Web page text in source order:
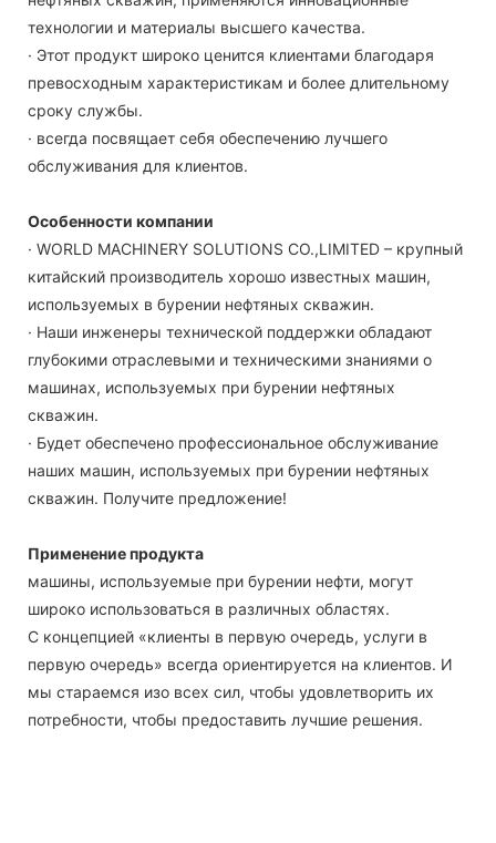
технологии и материалы высшего качества.
· Этот продукт широко ценится клиентами благодаря
превосходным характеристикам и более длительному
сроку службы.
· всегда посвящает себя обеспечению лучшего
обслуживания для клиентов.
Особенности компании
· WORLD MACHINERY SOLUTIONS CO.,LIMITED – крупный
китайский производитель хорошо известных машин,
используемых в бурении нефтяных скважин.
· Наши инженеры технической поддержки обладают
глубокими отраслевыми и техническими знаниями о
машинах, используемых при бурении нефтяных
скважин.
· Будет обеспечено профессиональное обслуживание
наших машин, используемых при бурении нефтяных
скважин. Получите предложение!
Применение продукта
машины, используемые при бурении нефти, могут
широко использоваться в различных областях.
С концепцией «клиенты в первую очередь, услуги в
первую очередь» всегда ориентируется на клиентов. И
мы стараемся изо всех сил, чтобы удовлетворить их
потребности, чтобы предоставить лучшие решения.